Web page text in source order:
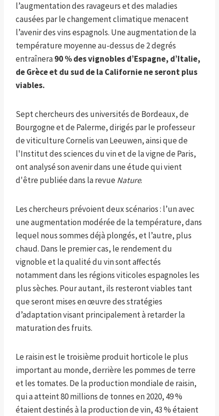
l’augmentation des ravageurs et des maladies
causées par le changement climatique menacent
l’avenir des vins espagnols. Une augmentation de la
température moyenne au-dessus de 2 degrés
entraînera90 % des vignobles d’Espagne, d’Italie,
de Grèce et du sud de la Californie ne seront plus
viables.
Sept chercheurs des universités de Bordeaux, de
Bourgogne et de Palerme, dirigés par le professeur
de viticulture Cornelis van Leeuwen, ainsi que de
l'Institut des sciences du vin et de la vigne de Paris,
ont analysé son avenir dans une étude qui vient
d'être publiée dans la revue Nature.
Les chercheurs prévoient deux scénarios : l’un avec
une augmentation modérée de la température, dans
lequel nous sommes déjà plongés, et l’autre, plus
chaud. Dans le premier cas, le rendement du
vignoble et la qualité du vin sont affectés
notamment dans les régions viticoles espagnoles les
plus sèches. Pour autant, ils resteront viables tant
que seront mises en œuvre des stratégies
d’adaptation visant principalement à retarder la
maturation des fruits.
Le raisin est le troisième produit horticole le plus
important au monde, derrière les pommes de terre
et les tomates. De la production mondiale de raisin,
qui a atteint 80 millions de tonnes en 2020, 49 %
étaient destinés à la production de vin, 43 % étaient